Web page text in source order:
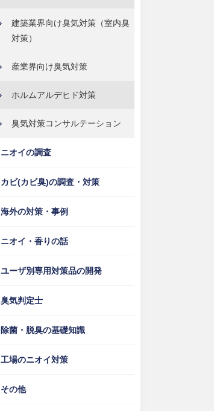
建築業界向け臭気対策（室内臭
対策）
産業界向け臭気対策
ホルムアルデヒド対策
臭気対策コンサルテーション
ニオイの調査
カビ(カビ臭)の調査・対策
海外の対策・事例
ニオイ・香りの話
ユーザ別専用対策品の開発
臭気判定士
除菌・脱臭の基礎知識
工場のニオイ対策
その他